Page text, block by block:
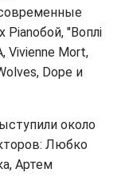
"Воплі
Vivienne Mort,
Dope и
около
Любко
Артем